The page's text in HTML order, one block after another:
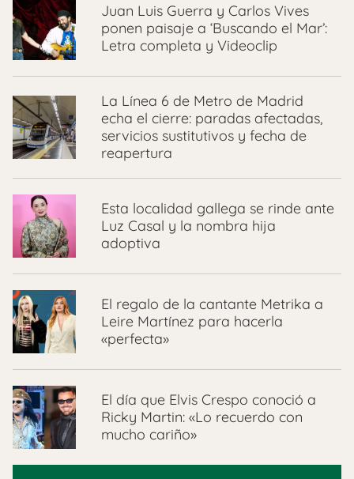
Juan Luis Guerra y Carlos Vives
ponen paisaje a ‘Buscando el Mar’:
Letra completa y Videoclip
La Línea 6 de Metro de Madrid
echa el cierre: paradas afectadas,
servicios sustitutivos y fecha de
reapertura
Esta localidad gallega se rinde ante
Luz Casal y la nombra hija
adoptiva
El regalo de la cantante Metrika a
Leire Martínez para hacerla
«perfecta»
El día que Elvis Crespo conoció a
Ricky Martin: «Lo recuerdo con
mucho cariño»